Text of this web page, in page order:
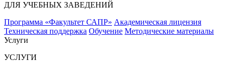
ДЛЯ УЧЕБНЫХ ЗАВЕДЕНИЙ
Программа «Факультет САПР» Академическая лицензия
Техническая поддержка Обучение Методические материалы
Услуги
УСЛУГИ